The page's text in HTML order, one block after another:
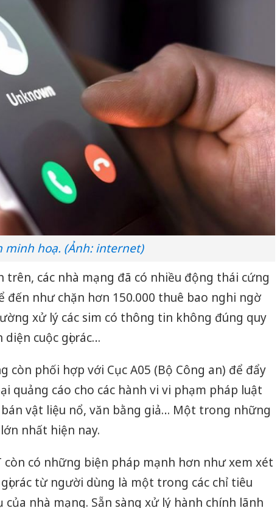
minh hoạ. (Ảnh: internet)
các nhà mạng đã có nhiều động thái cứng
đến như chặn hơn 150.000 thuê bao nghi ngờ
xử lý các sim có thông tin không đúng quy
cuộc gọi rác…
còn phối hợp với Cục A05 (Bộ Công an) để đẩy
quảng cáo cho các hành vi vi phạm pháp luật
vật liệu nổ, văn bằng giả… Một trong những
nhất hiện nay.
còn có những biện pháp mạnh hơn như xem xét
rác từ người dùng là một trong các chỉ tiêu
nhà mạng. Sẵn sàng xử lý hành chính lãnh